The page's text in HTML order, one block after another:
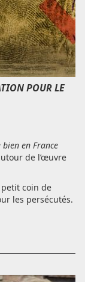
POUR LE
en France
de l’œuvre
coin de
les persécutés.